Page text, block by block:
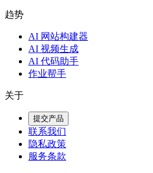
趋势
AI 网站构建器
AI 视频生成
AI 代码助手
作业帮手
关于
提交产品
联系我们
隐私政策
服务条款